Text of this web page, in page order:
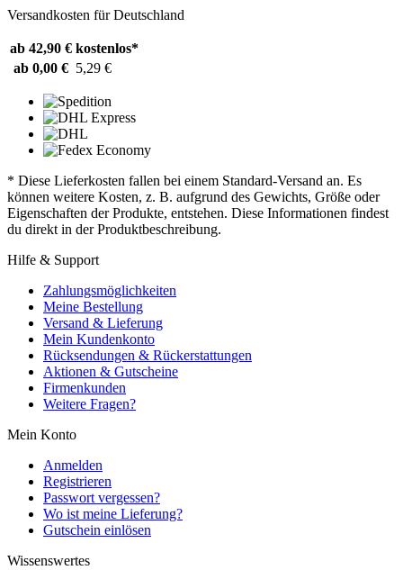
Versandkosten für Deutschland
ab 42,90 € kostenlos*
ab 0,00 € 5,29 €
* Diese Lieferkosten fallen bei einem Standard-Versand an. Es
können weitere Kosten, z. B. aufgrund des Gewichts, Größe oder
Eigenschaften der Produkte, entstehen. Diese Informationen findest
du direkt in der Produktbeschreibung.
Hilfe & Support
Zahlungsmöglichkeiten
Meine Bestellung
Versand & Lieferung
Mein Kundenkonto
Rücksendungen & Rückerstattungen
Aktionen & Gutscheine
Firmenkunden
Weitere Fragen?
Mein Konto
Anmelden
Registrieren
Passwort vergessen?
Wo ist meine Lieferung?
Gutschein einlösen
Wissenswertes